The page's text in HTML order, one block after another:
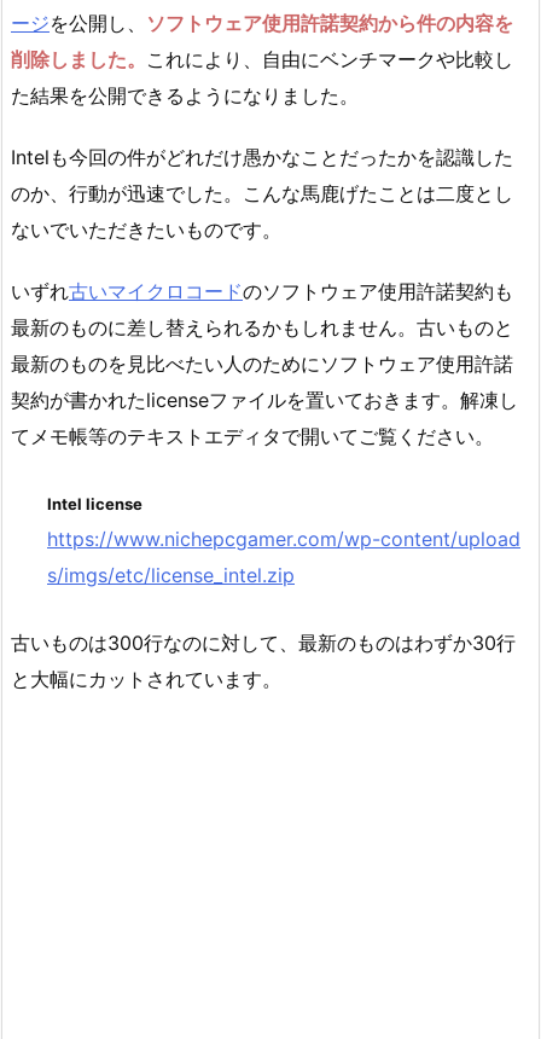
ージを公開し、 ソフトウェア使用許諾契約から件の内容を
削除しました。 これにより、自由にベンチマークや比較し
た結果を公開できるようになりました。
Intelも今回の件がどれだけ愚かなことだったかを認識した
のか、行動が迅速でした。こんな馬鹿げたことは二度とし
ないでいただきたいものです。
いずれ古いマイクロコードのソフトウェア使用許諾契約も
最新のものに差し替えられるかもしれません。古いものと
最新のものを見比べたい人のためにソフトウェア使用許諾
契約が書かれたlicenseファイルを置いておきます。解凍し
てメモ帳等のテキストエディタで開いてご覧ください。
Intel license
https://www.nichepcgamer.com/wp-content/upload
s/imgs/etc/license_intel.zip
古いものは300行なのに対して、最新のものはわずか30行
と大幅にカットされています。